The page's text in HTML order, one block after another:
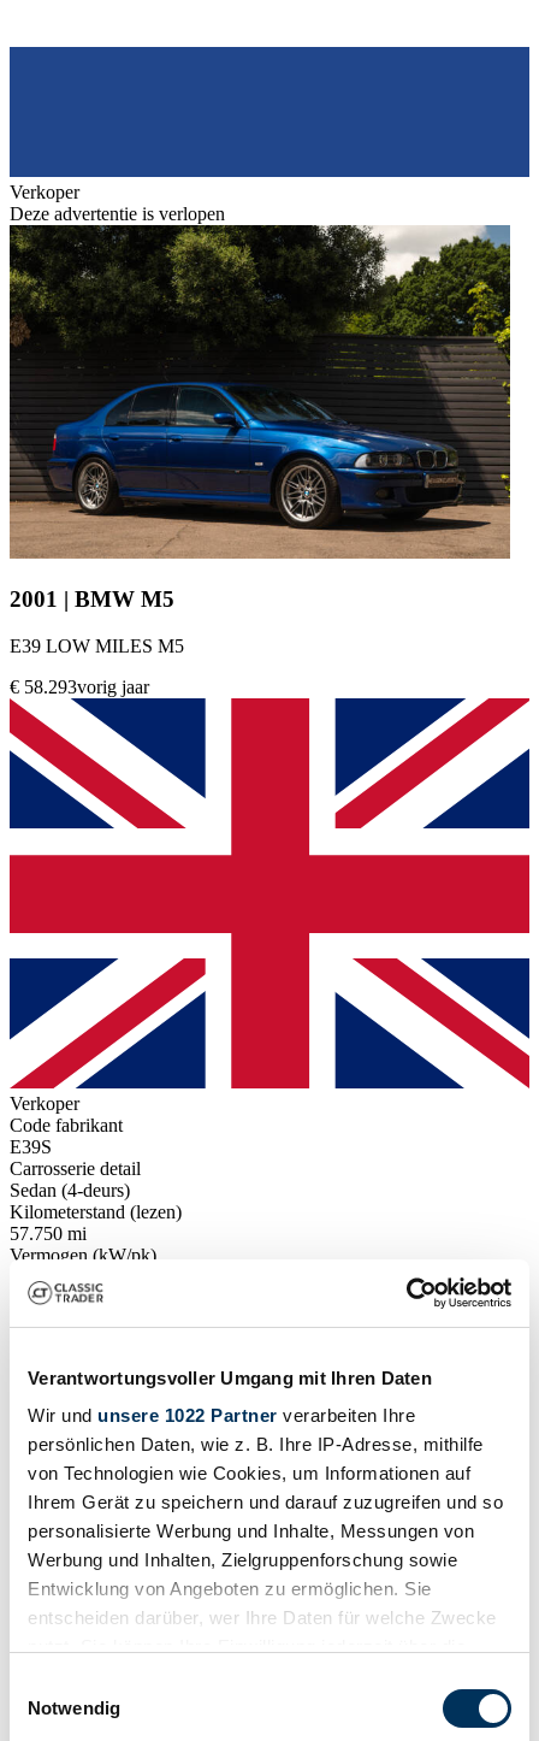
Verantwortungsvoller Umgang mit Ihren Daten
Wir und unsere 1022 Partner verarbeiten Ihre
persönlichen Daten, wie z. B. Ihre IP-Adresse, mithilfe
von Technologien wie Cookies, um Informationen auf
Ihrem Gerät zu speichern und darauf zuzugreifen und so
personalisierte Werbung und Inhalte, Messungen von
Werbung und Inhalten, Zielgruppenforschung sowie
Entwicklung von Angeboten zu ermöglichen. Sie
entscheiden darüber, wer Ihre Daten für welche Zwecke
Trigger Symbol ändern oder widerrufen
Notwendig
Verkoper
Deze advertentie is verlopen
2001 | BMW M5
E39 LOW MILES M5
€ 58.293vorig jaar
Verkoper
Code fabrikant
E39S
Carrosserie detail
Sedan (4-deurs)
Kilometerstand (lezen)
57.750 mi
Vermogen (kW/pk)
294 / 400